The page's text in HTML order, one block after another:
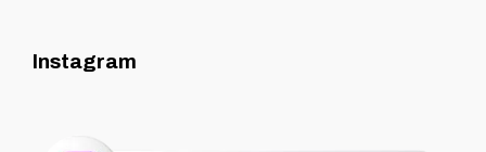
Instagram